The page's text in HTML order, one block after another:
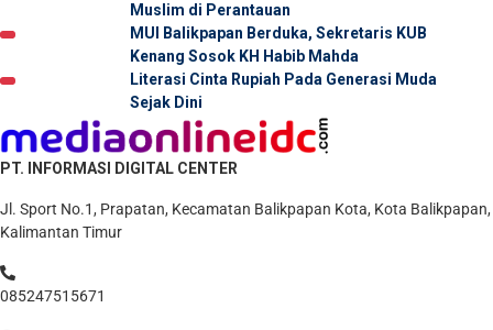
Muslim di Perantauan
MUI Balikpapan Berduka, Sekretaris KUB
Kenang Sosok KH Habib Mahda
Literasi Cinta Rupiah Pada Generasi Muda
Sejak Dini
PT. INFORMASI DIGITAL CENTER
Jl. Sport No.1, Prapatan, Kecamatan Balikpapan Kota, Kota Balikpapan,
Kalimantan Timur
085247515671